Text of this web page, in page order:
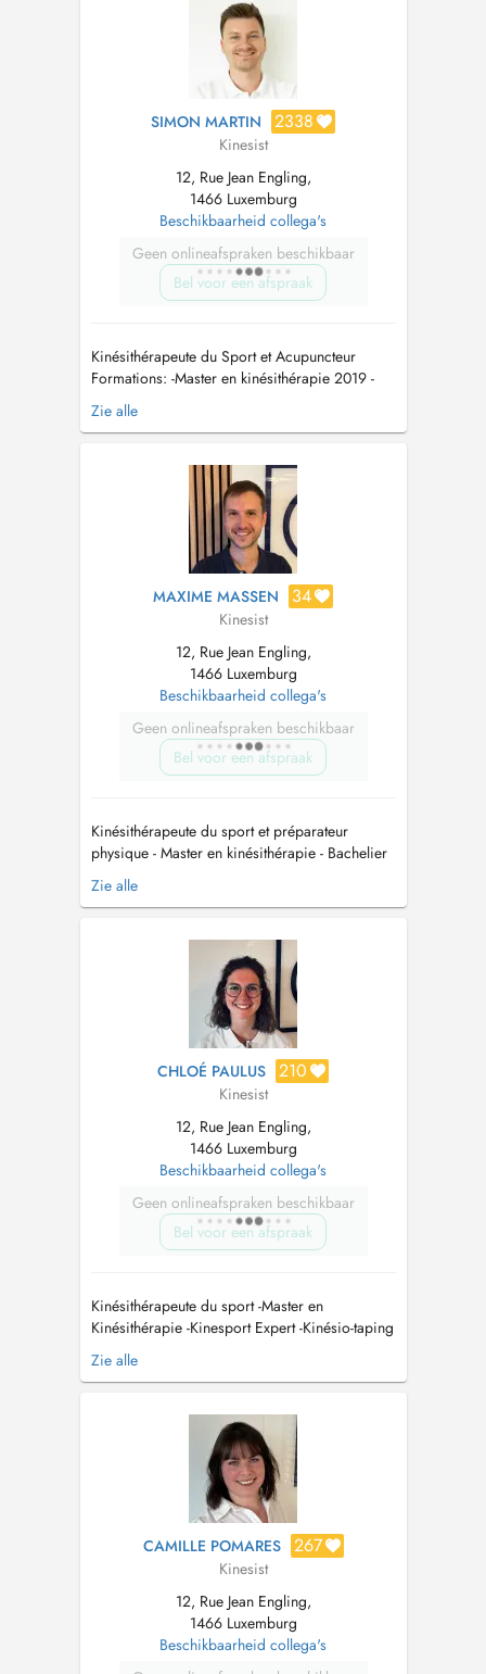
parking de l'Hôtel DoubleTree by Hi...
SIMON MARTIN 2338
Kinesist
12, Rue Jean Engling,
1466 Luxemburg
Beschikbaarheid collega's
Geen onlineafspraken beschikbaar
Bel voor een afspraak
Kinésithérapeute du Sport et Acupuncteur
Formations: -Master en kinésithérapie 2019 -
Acupuncture et médecine chinoise à
l'European Shanghai College -Thérapie
Coureur -Certifié FMS -Certifié SFMA -Ecole du
dos -Drainage Lymphatique Manuel -A...
Zie alle
MAXIME MASSEN 34
Kinesist
12, Rue Jean Engling,
1466 Luxemburg
Beschikbaarheid collega's
Geen onlineafspraken beschikbaar
Bel voor een afspraak
Kinésithérapeute du sport et préparateur
physique - Master en kinésithérapie - Bachelier
en éducation physique - Entraîneur
triathlon/Course à pied - Certifié la clinique du
(Frédéric Causé) - Neurodynamique,
syndrômes canalaires et neuropathie...
Zie alle
CHLOÉ PAULUS 210
Kinesist
12, Rue Jean Engling,
1466 Luxemburg
Beschikbaarheid collega's
Geen onlineafspraken beschikbaar
Bel voor een afspraak
Kinésithérapeute du sport -Master en
Kinésithérapie -Kinesport Expert -Kinésio-taping
-Echographie musculosquelettique -Formation
épaule L'entrée du bâtiment se situe après la
Hilton sur votre gauche. Le cabinet est au
16ème étage. Le parkin...
Zie alle
CAMILLE POMARES 267
Kinesist
12, Rue Jean Engling,
1466 Luxemburg
Beschikbaarheid collega's